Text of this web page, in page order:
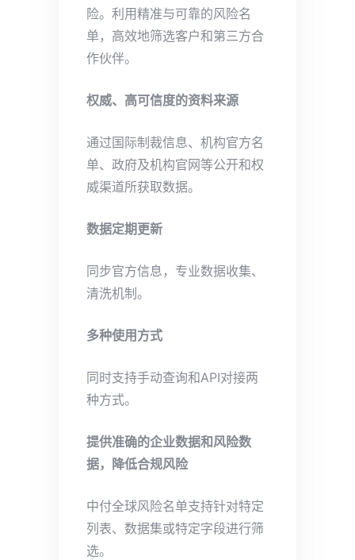
险。利用精准与可靠的风险名
单，高效地筛选客户和第三方合
作伙伴。
权威、高可信度的资料来源
通过国际制裁信息、机构官方名
单、政府及机构官网等公开和权
威渠道所获取数据。
数据定期更新
同步官方信息，专业数据收集、
清洗机制。
多种使用方式
同时支持手动查询和API对接两
种方式。
提供准确的企业数据和风险数
据，降低合规风险
中付全球风险名单支持针对特定
列表、数据集或特定字段进行筛
选。